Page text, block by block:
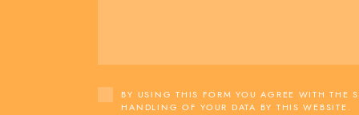
BY USING THIS FORM YOU AGREE WITH THE
HANDLING OF YOUR DATA BY THIS WEBSITE.